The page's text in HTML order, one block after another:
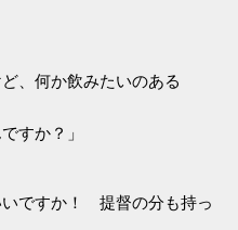
、何か飲みたいのある
すか？」
ですか！ 提督の分も持っ